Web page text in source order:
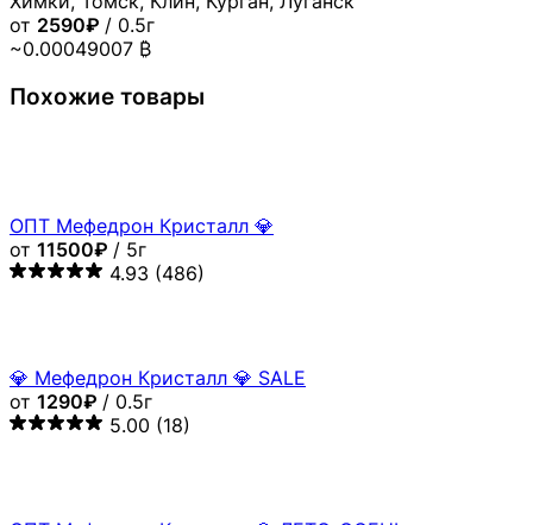
от 2590₽ / 0.5г
~0.00049007 ₿
Похожие товары
ОПТ Мефедрон Кристалл 💎
от 11500₽ / 5г
4.93 (486)
💎 Мефедрон Кристалл 💎 SALE
от 1290₽ / 0.5г
5.00 (18)